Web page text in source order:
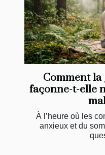
Comment la
façonne-t-elle
À l’heure où les
anxieux et du